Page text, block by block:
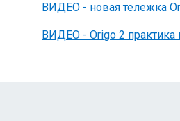
ВИДЕО - новая тележка
ВИДЕО - Origo 2 практика